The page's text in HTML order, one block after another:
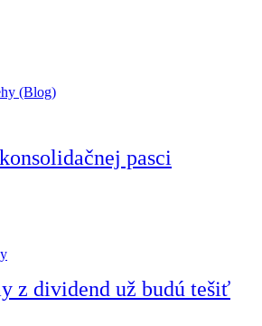
(Blog)
pasci
z dividend už budú tešiť